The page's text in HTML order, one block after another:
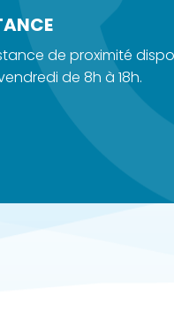
de proximité
de 8h à 18h.